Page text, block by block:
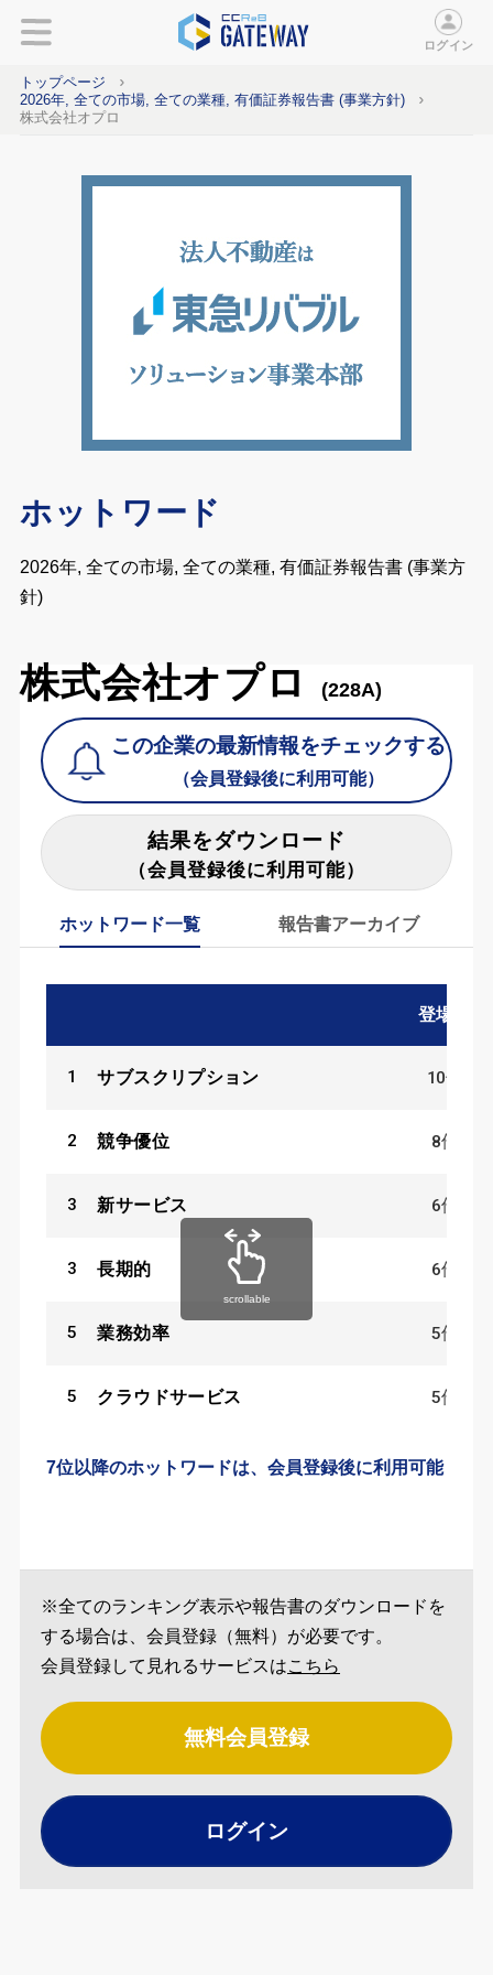
ログイン
トップページ
2026年, 全ての市場, 全ての業種, 有価証券報告書 (事業方針)
株式会社オプロ
ホットワード
2026年, 全ての市場, 全ての業種, 有価証券報告書 (事業方
針)
株式会社オプロ (228A)
この企業の最新情報をチェックする
（会員登録後に利用可能）
結果をダウンロード
（会員登録後に利用可能）
ホットワード一覧 報告書アーカイブ
登場数
1 サブスクリプション 10件
2 競争優位 8件
3 新サービス 6件
3 長期的 6件
5 業務効率 5件
5 クラウドサービス 5件
7位以降のホットワードは、会員登録後に利用可能
scrollable
※全てのランキング表示や報告書のダウンロードを
する場合は、会員登録（無料）が必要です。
会員登録して見れるサービスはこちら
無料会員登録
ログイン